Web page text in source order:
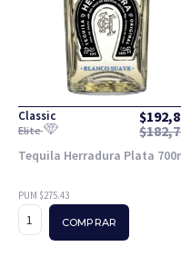
Classic $
Elite $
Tequila Herradura Plata
PUM $275.43
COMPRAR